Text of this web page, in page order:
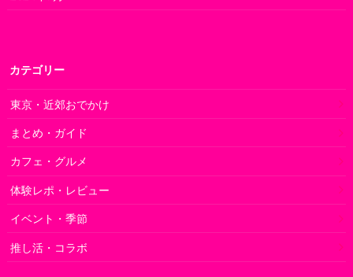
カテゴリー
東京・近郊おでかけ
まとめ・ガイド
カフェ・グルメ
体験レポ・レビュー
イベント・季節
推し活・コラボ